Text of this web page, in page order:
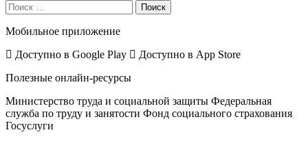
Поиск
Мобильное приложение
Доступно в Google Play Доступно в App Store
Полезные онлайн-ресурсы
Министерство труда и социальной защиты Федеральная
служба по труду и занятости Фонд социального страхования
Госуслуги